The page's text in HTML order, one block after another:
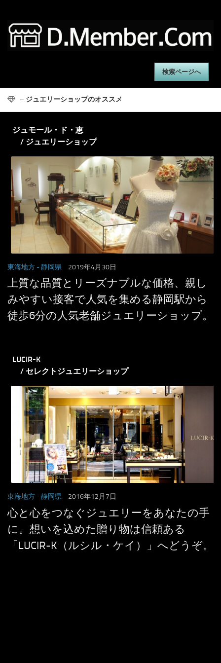
検索ページへ
– ジュエリーショップのオススメ
ジュモール・ド・恵
/ ジュエリーショップ
東海地方 - 静岡県 2019年4月30日
上質な品質とリーズナブルな価格、親し
みやすい接客で人気を集める静岡駅から
徒歩6分の人気老舗ジュエリーショップ。
LUCIR-K
/ セレクトジュエリーショップ
東海地方 - 静岡県 2016年12月7日
心と心をつなぐジュエリーをあなたの手
に。想いを込めた贈り物は信頼ある
「LUCIR-K（ルシル・ケイ）」へどうぞ。